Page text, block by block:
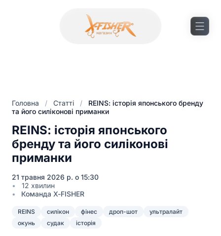
Головна / Статті /
REINS: історія японського бренду
та його силіконові приманки
REINS: історія японського
бренду та його силіконові
приманки
21 травня 2026 р. о 15:30
12 хвилин
Команда X-FISHER
REINS силікон фінес дроп-шот
ультралайт
окунь
судак історія